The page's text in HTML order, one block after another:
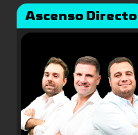
Ascenso Directo